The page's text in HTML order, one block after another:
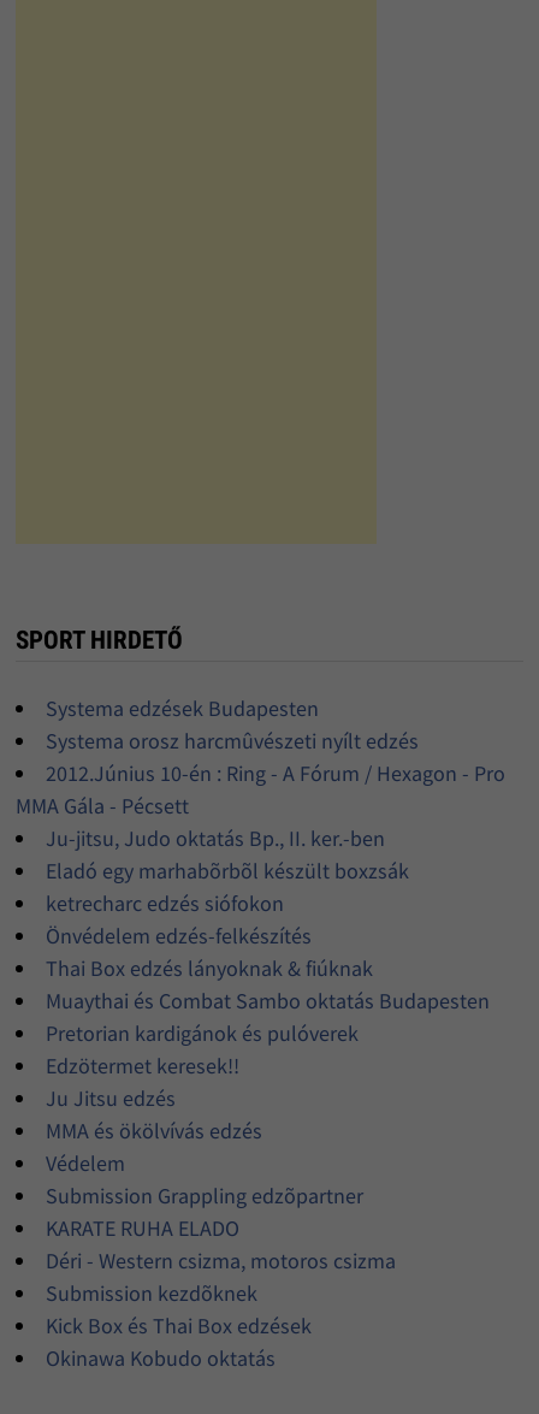
SPORT HIRDETŐ
Systema edzések Budapesten
Systema orosz harcmûvészeti nyílt edzés
2012.Június 10-én : Ring - A Fórum / Hexagon - Pro
MMA Gála - Pécsett
Ju-jitsu, Judo oktatás Bp., II. ker.-ben
Eladó egy marhabõrbõl készült boxzsák
ketrecharc edzés siófokon
Önvédelem edzés-felkészítés
Thai Box edzés lányoknak & fiúknak
Muaythai és Combat Sambo oktatás Budapesten
Pretorian kardigánok és pulóverek
Edzötermet keresek!!
Ju Jitsu edzés
MMA és ökölvívás edzés
Védelem
Submission Grappling edzõpartner
KARATE RUHA ELADO
Déri - Western csizma, motoros csizma
Submission kezdõknek
Kick Box és Thai Box edzések
Okinawa Kobudo oktatás